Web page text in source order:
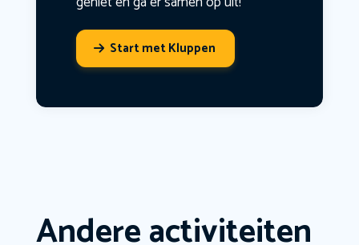
Start met Kluppen
Andere activiteiten